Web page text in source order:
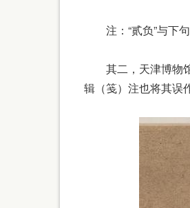
注：“贰负”与下句
其二，天津博物馆
辑（笺）注也将其误